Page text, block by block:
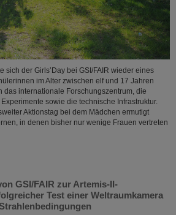
sich der Girls’Day bei GSI/FAIR wieder eines
im Alter zwischen elf und 17 Jahren
das internationale Forschungszentrum, die
sowie die technische Infrastruktur.
Aktionstag bei dem Mädchen ermutigt
in denen bisher nur wenige Frauen vertreten
GSI/FAIR zur Artemis-II-
Test einer Weltraumkamera